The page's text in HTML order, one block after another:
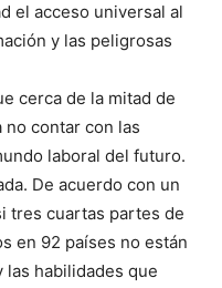
el acceso universal al
y las peligrosas
cerca de la mitad de
contar con las
laboral del futuro.
De acuerdo con un
tres cuartas partes de
en 92 países no están
habilidades que